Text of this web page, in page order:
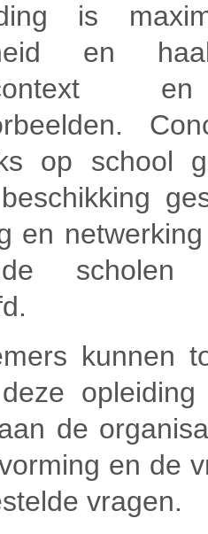
is
en
op school
en
scholen
kunnen
de
en de
vragen.